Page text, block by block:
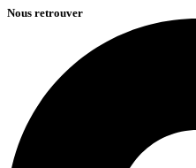
Nous retrouver